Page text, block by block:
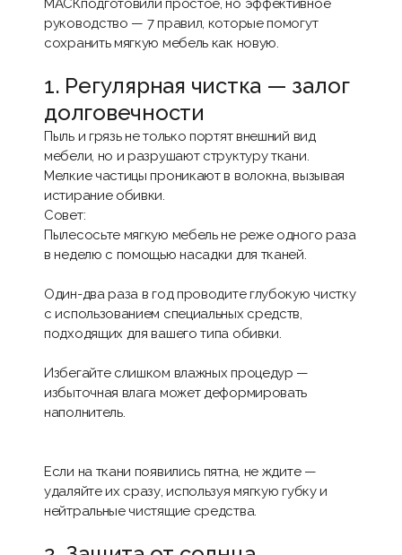
МАСКподготовили простое, но эффективное
руководство — 7 правил, которые помогут
сохранить мягкую мебель как новую.
1. Регулярная чистка — залог
долговечности
Пыль и грязь не только портят внешний вид
мебели, но и разрушают структуру ткани.
Мелкие частицы проникают в волокна, вызывая
истирание обивки.
Совет:
Пылесосьте мягкую мебель не реже одного раза
в неделю с помощью насадки для тканей.
Один-два раза в год проводите глубокую чистку
с использованием специальных средств,
подходящих для вашего типа обивки.
Избегайте слишком влажных процедур —
избыточная влага может деформировать
наполнитель.
Если на ткани появились пятна, не ждите —
удаляйте их сразу, используя мягкую губку и
нейтральные чистящие средства.